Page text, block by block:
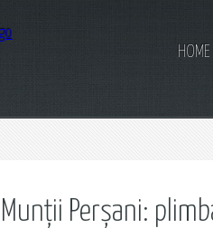
HOME
Munții Perșani: